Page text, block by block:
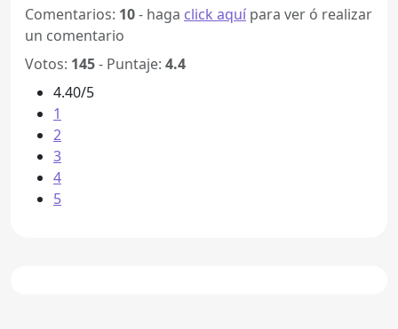
Comentarios: 10- haga click aquí para ver ó realizar
un comentario
Votos: 145- Puntaje: 4.4
4.40/5
1
2
3
4
5